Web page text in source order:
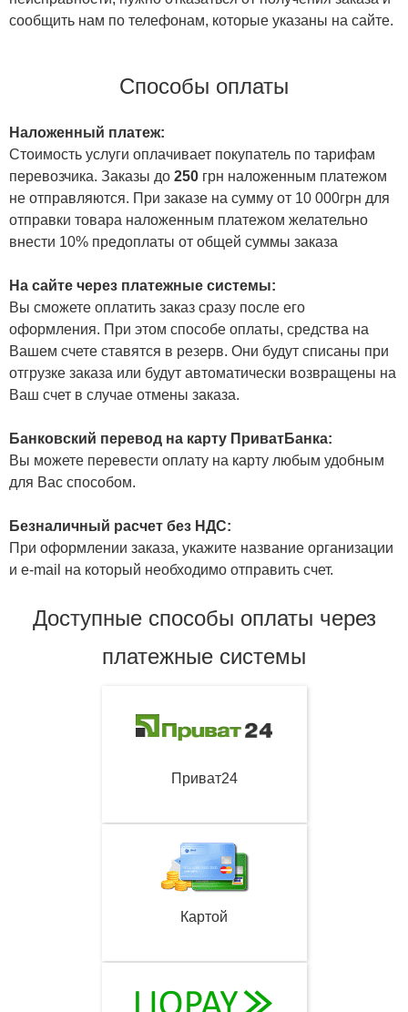
сообщить нам по телефонам, которые указаны на сайте.
Способы оплаты
Наложенный платеж:
Стоимость услуги оплачивает покупатель по тарифам
перевозчика. Заказы до 250 грн наложенным платежом
не отправляются. При заказе на сумму от 10 000грн для
отправки товара наложенным платежом желательно
внести 10% предоплаты от общей суммы заказа
На сайте через платежные системы:
Вы сможете оплатить заказ сразу после его
оформления. При этом способе оплаты, средства на
Вашем счете ставятся в резерв. Они будут списаны при
отгрузке заказа или будут автоматически возвращены на
Ваш счет в случае отмены заказа.
Банковский перевод на карту ПриватБанка:
Вы можете перевести оплату на карту любым удобным
для Вас способом.
Безналичный расчет без НДС:
При оформлении заказа, укажите название организации
и e-mail на который необходимо отправить счет.
Доступные способы оплаты через
платежные системы
Приват24
Картой